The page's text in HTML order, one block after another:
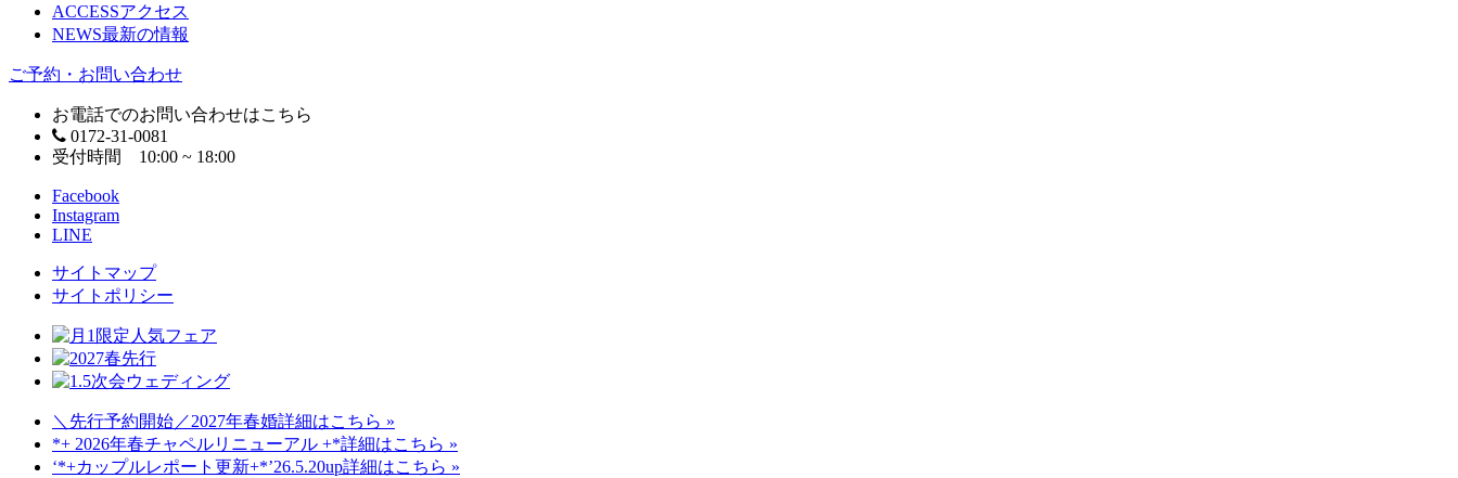
ACCESSアクセス
NEWS最新の情報
ご予約・お問い合わせ
お電話でのお問い合わせはこちら
0172-31-0081
受付時間 10:00 ~ 18:00
Facebook
Instagram
LINE
サイトマップ
サイトポリシー
＼先行予約開始／2027年春婚詳細はこちら »
*+ 2026年春チャペルリニューアル +*詳細はこちら »
‘*+カップルレポート更新+*’26.5.20up詳細はこちら »